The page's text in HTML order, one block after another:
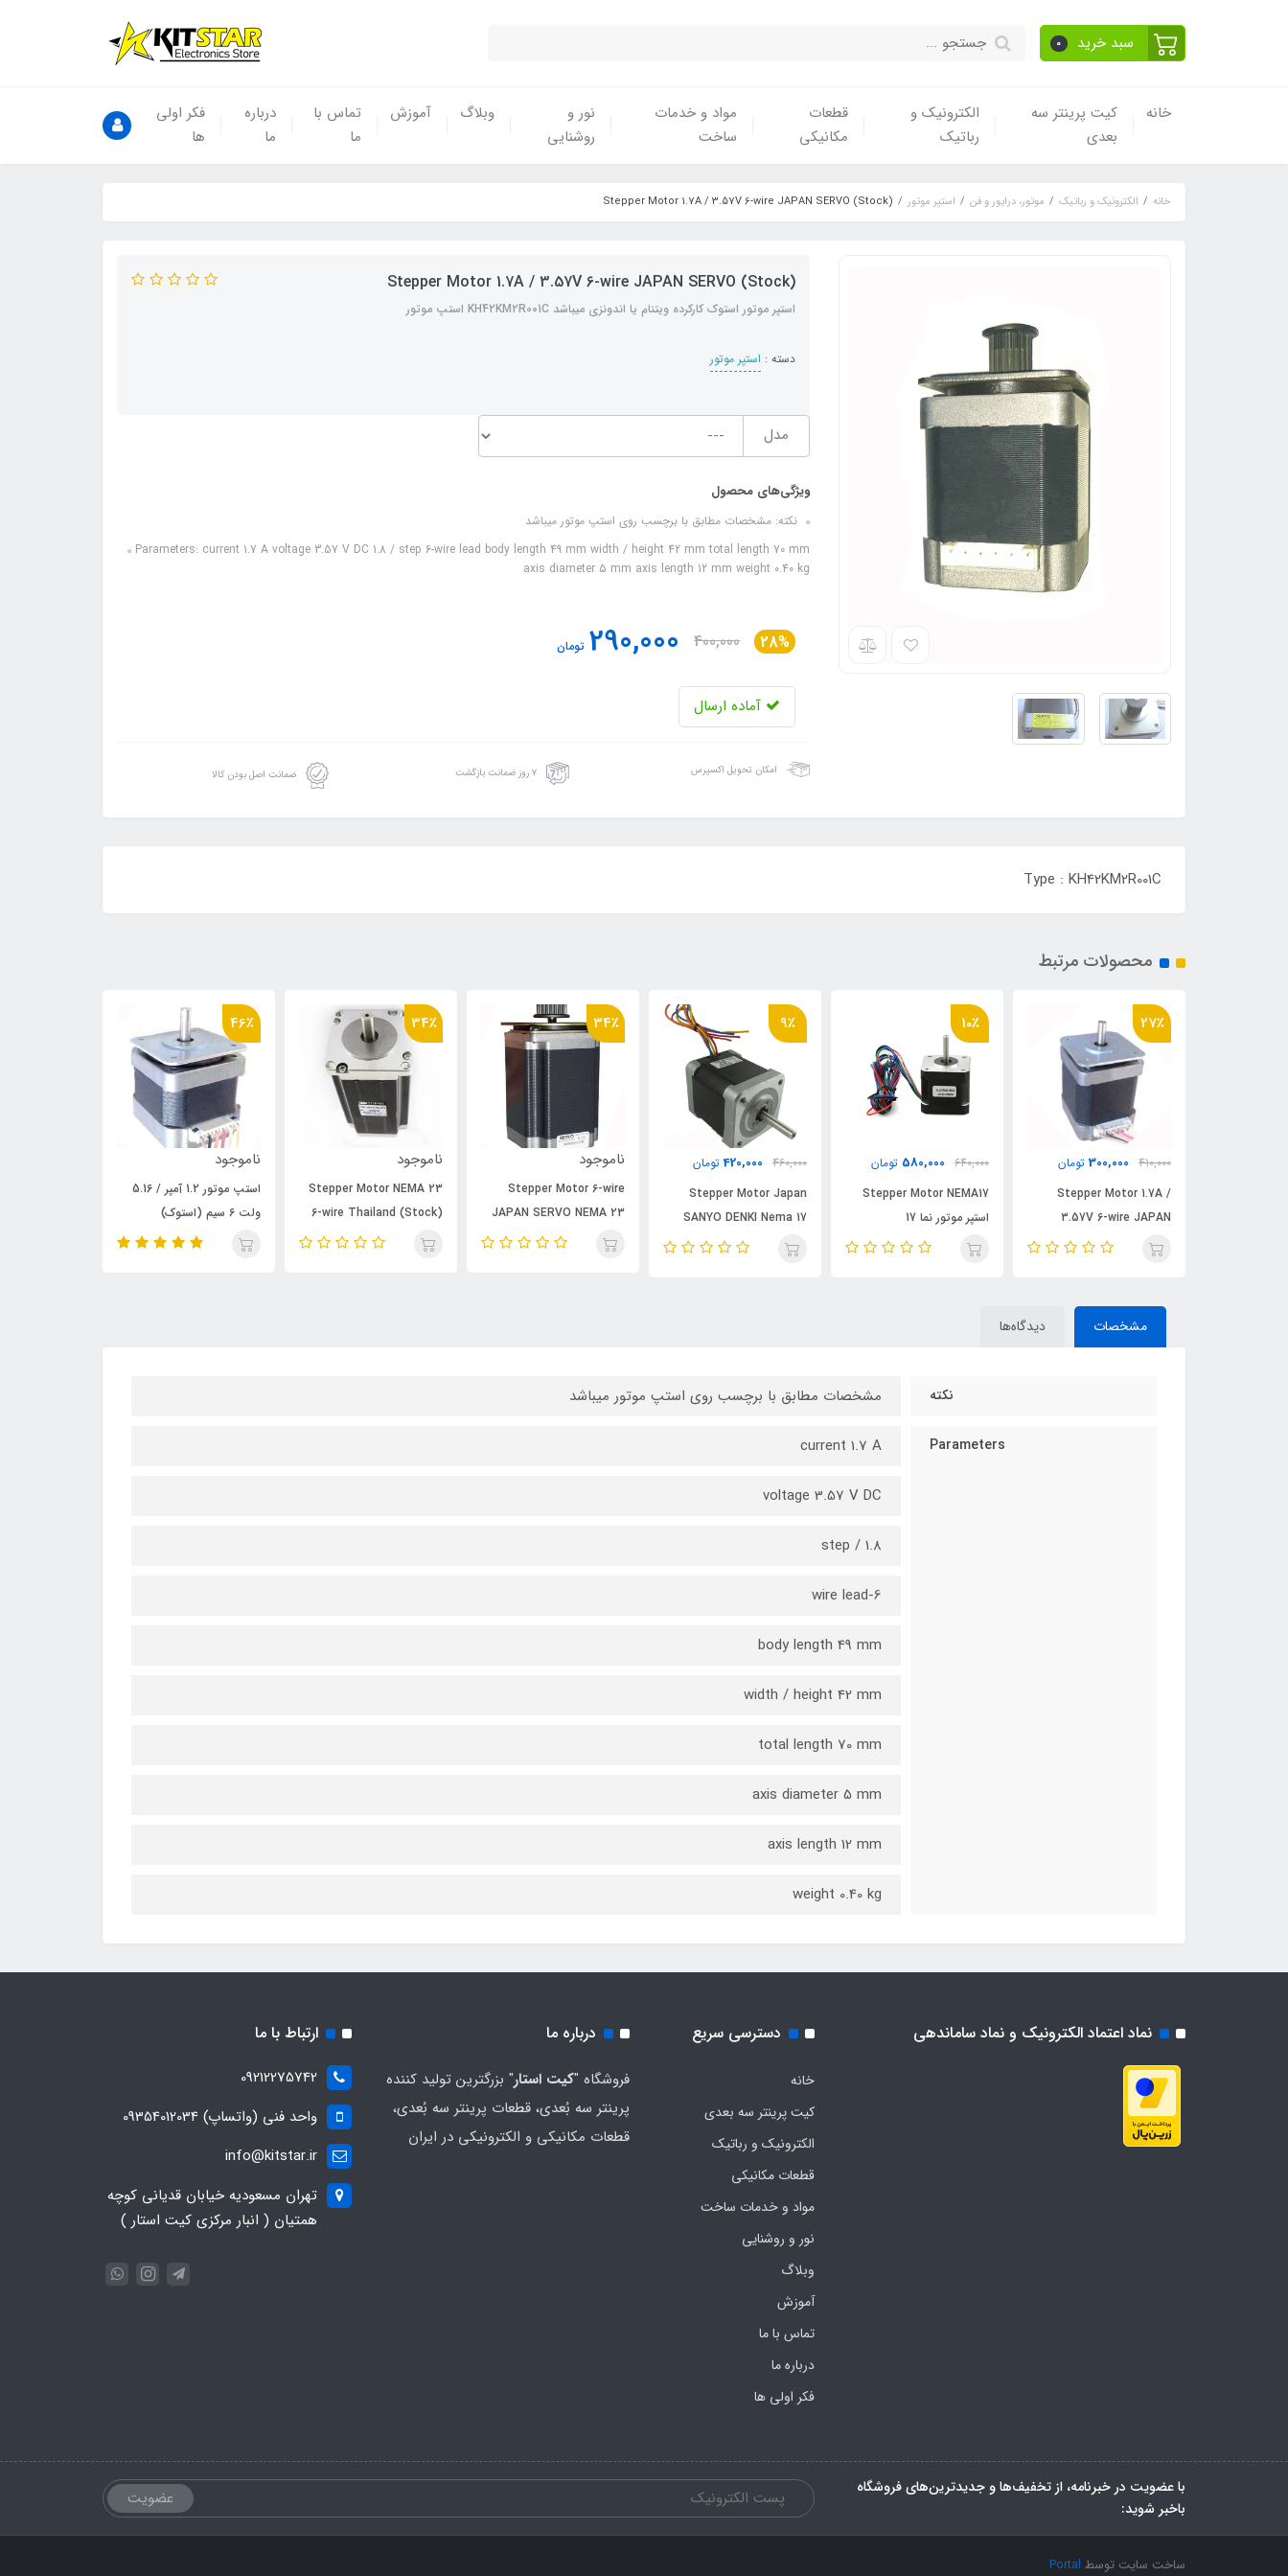
سبد خرید 0
خانه
کیت پرینتر سه
بعدی
الکترونیک و
رباتیک
قطعات
مکانیکی
مواد و خدمات
ساخت
نور و
روشنایی
وبلاگ آموزش
تماس با
ما
درباره
ما
فکر اولی
ها
خانه الکترونیک و رباتیک موتور، درایور و فن استپر موتور Stepper Motor 1.7A / 3.57V 6-wire JAPAN SERVO (Stock)
Stepper Motor 1.7A / 3.57V 6-wire JAPAN SERVO (Stock)
استپر موتور استوک کارکرده ویتنام یا اندونزی میباشد KH42KM2R001C استپ موتور
دسته : استپر موتور
مدل
ویژگی‌های محصول
نکته: مشخصات مطابق با برچسب روی استپ موتور میباشد
Parameters: current 1.7 A voltage 3.57 V DC 1.8 / step 6-wire lead body length 49 mm width / height 42 mm total length 70 mm
axis diameter 5 mm axis length 12 mm weight 0.40 kg
28%
400,000
290,000 تومان
آماده ارسال
امکان تحویل اکسپرس ۷ روز ضمانت بازگشت ضمانت اصل بودن کالا
Type : KH42KM2R001C
محصولات مرتبط
27٪
410,000
300,000 تومان
Stepper Motor 1.7A /
3.57V 6-wire JAPAN
SERVO Indonesia (Stock)
10٪
640,000
580,000 تومان
Stepper Motor NEMA17
استپر موتور نما 17
9٪
460,000
420,000 تومان
Stepper Motor Japan
SANYO DENKI Nema 17
34٪
ناموجود
Stepper Motor 6-wire
JAPAN SERVO NEMA 23
(Stock)
34٪
ناموجود
Stepper Motor NEMA 23
6-wire Thailand (Stock)
46٪
ناموجود
استپ موتور 1.2 آمپر / 5.16
ولت 6 سیم (استوک)
مشخصات دیدگاه‌ها
نکته مشخصات مطابق با برچسب روی استپ موتور میباشد
Parameters
current 1.7 A
voltage 3.57 V DC
1.8 / step
6-wire lead
body length 49 mm
width / height 42 mm
total length 70 mm
axis diameter 5 mm
axis length 12 mm
weight 0.40 kg
نماد اعتماد الکترونیک و نماد ساماندهی دسترسی سریع
خانه
کیت پرینتر سه بعدی
الکترونیک و رباتیک
قطعات مکانیکی
مواد و خدمات ساخت
نور و روشنایی
وبلاگ
آموزش
تماس با ما
درباره ما
فکر اولی ها
درباره ما
فروشگاه "کیت استار" بزرگترین تولید کننده
پرینتر سه بُعدی، قطعات پرینتر سه بُعدی،
قطعات مکانیکی و الکترونیکی در ایران
ارتباط با ما
09212275742
واحد فنی (واتساپ) 09354012034
info@kitstar.ir
تهران مسعودیه خیابان قدیانی کوچه
همتیان ( انبار مرکزی کیت استار )
با عضویت در خبرنامه، از تخفیف‌ها و جدیدترین‌های فروشگاه
باخبر شوید:
عضویت
ساخت سایت توسط Portal